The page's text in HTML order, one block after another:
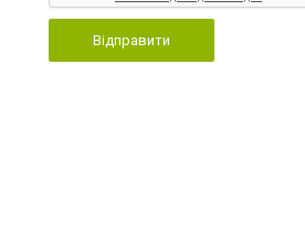
Відправити